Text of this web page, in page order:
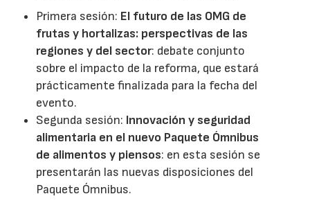
Primera sesión: El futuro de las OMG de
frutas y hortalizas: perspectivas de las
regiones y del sector: debate conjunto
sobre el impacto de la reforma, que estará
prácticamente finalizada para la fecha del
evento.
Segunda sesión: Innovación y seguridad
alimentaria en el nuevo Paquete Ómnibus
de alimentos y piensos: en esta sesión se
presentarán las nuevas disposiciones del
Paquete Ómnibus.